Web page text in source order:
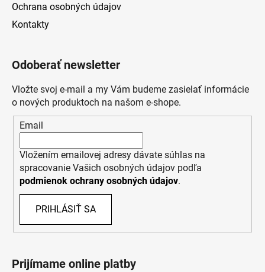
Ochrana osobných údajov
Kontakty
Odoberať newsletter
Vložte svoj e-mail a my Vám budeme zasielať informácie
o nových produktoch na našom e-shope.
Email
Vložením emailovej adresy dávate súhlas na
spracovanie Vašich osobných údajov podľa
podmienok ochrany osobných údajov.
PRIHLÁSIŤ SA
Prijímame online platby